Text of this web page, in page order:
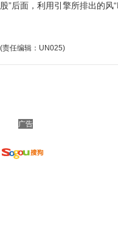
股”后面，利用引擎所排出的
(责任编辑：UN025)
广告